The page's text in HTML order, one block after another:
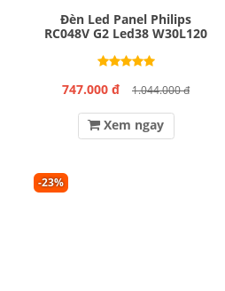
Đèn Led Panel Philips
RC048V G2 Led38 W30L120
747.000 đ 1.044.000 đ
Xem ngay
-23%